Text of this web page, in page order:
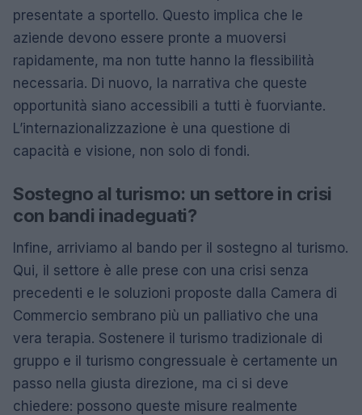
presentate a sportello. Questo implica che le
aziende devono essere pronte a muoversi
rapidamente, ma non tutte hanno la flessibilità
necessaria. Di nuovo, la narrativa che queste
opportunità siano accessibili a tutti è fuorviante.
L’internazionalizzazione è una questione di
capacità e visione, non solo di fondi.
Sostegno al turismo: un settore in crisi
con bandi inadeguati?
Infine, arriviamo al bando per il sostegno al turismo.
Qui, il settore è alle prese con una crisi senza
precedenti e le soluzioni proposte dalla Camera di
Commercio sembrano più un palliativo che una
vera terapia. Sostenere il turismo tradizionale di
gruppo e il turismo congressuale è certamente un
passo nella giusta direzione, ma ci si deve
chiedere: possono queste misure realmente